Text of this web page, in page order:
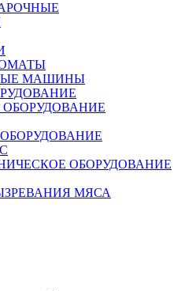
МАШИНЫ
ОБОРУДОВАНИЕ
МЯСА